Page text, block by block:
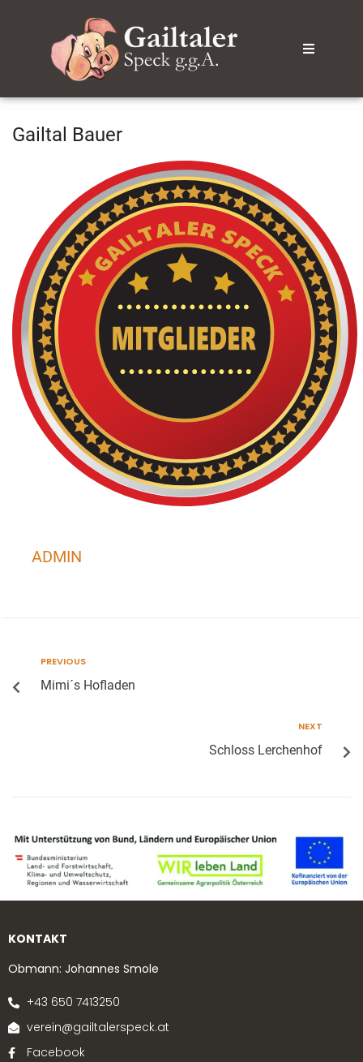
Gailtal Bauer
ADMIN
PREVIOUS
Mimi´s Hofladen
NEXT
Schloss Lerchenhof
KONTAKT
Obmann: Johannes Smole
+43 650 7413250
verein@gailtalerspeck.at
Facebook